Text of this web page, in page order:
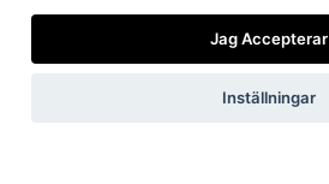
Jag accepterar vilkoren
Skicka
Jag Accepterar
Inställningar